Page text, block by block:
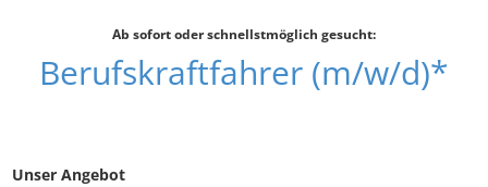
Ab sofort oder schnellstmöglich gesucht:
Berufskraftfahrer (m/w/d)*
Unser Angebot